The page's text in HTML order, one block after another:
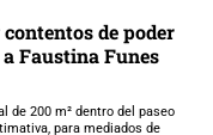
de poder
Faustina Funes
de 200 m² dentro del paseo
para mediados de